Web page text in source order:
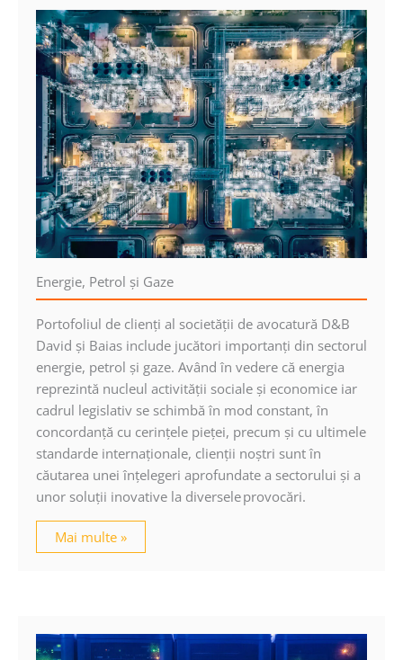
Energie, Petrol şi Gaze
Portofoliul de clienţi al societăţii de avocatură D&B
David şi Baias include jucători importanţi din sectorul
energie, petrol şi gaze. Având în vedere că energia
reprezintă nucleul activităţii sociale şi economice iar
cadrul legislativ se schimbă în mod constant, în
concordanţă cu cerinţele pieţei, precum şi cu ultimele
standarde internaţionale, clienţii noştri sunt în
căutarea unei înţelegeri aprofundate a sectorului şi a
unor soluţii inovative la diversele provocări.
Mai multe »